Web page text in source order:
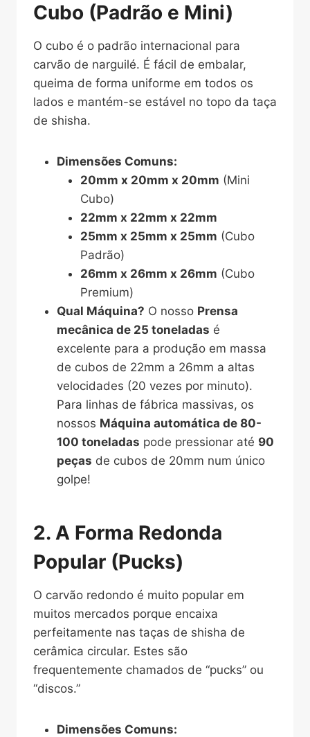
Cubo (Padrão e Mini)
O cubo é o padrão internacional para
carvão de narguilé. É fácil de embalar,
queima de forma uniforme em todos os
lados e mantém-se estável no topo da taça
de shisha.
Dimensões Comuns:
20mm x 20mm x 20mm (Mini
Cubo)
22mm x 22mm x 22mm
25mm x 25mm x 25mm (Cubo
Padrão)
26mm x 26mm x 26mm (Cubo
Premium)
Qual Máquina? O nosso Prensa
mecânica de 25 toneladas é
excelente para a produção em massa
de cubos de 22mm a 26mm a altas
velocidades (20 vezes por minuto).
Para linhas de fábrica massivas, os
nossos Máquina automática de 80-
100 toneladas pode pressionar até 90
peças de cubos de 20mm num único
golpe!
2. A Forma Redonda
Popular (Pucks)
O carvão redondo é muito popular em
muitos mercados porque encaixa
perfeitamente nas taças de shisha de
cerâmica circular. Estes são
frequentemente chamados de “pucks” ou
“discos.”
Dimensões Comuns: